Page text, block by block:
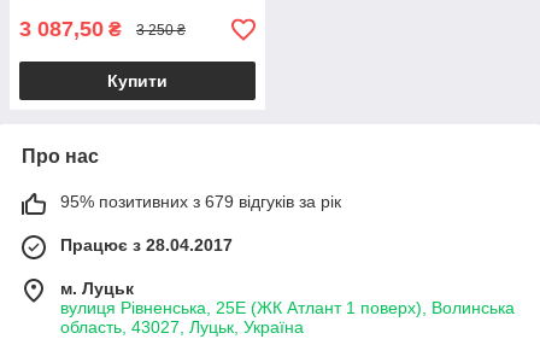
3 087,50 ₴ 3 250 ₴
Купити
Про нас
95% позитивних з 679 відгуків за рік
Працює з 28.04.2017
м. Луцьк
вулиця Рівненська, 25Е (ЖК Атлант 1 поверх), Волинська
область, 43027, Луцьк, Україна